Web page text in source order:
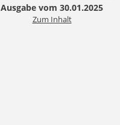
Ausgabe vom 30.01.2025
Zum Inhalt